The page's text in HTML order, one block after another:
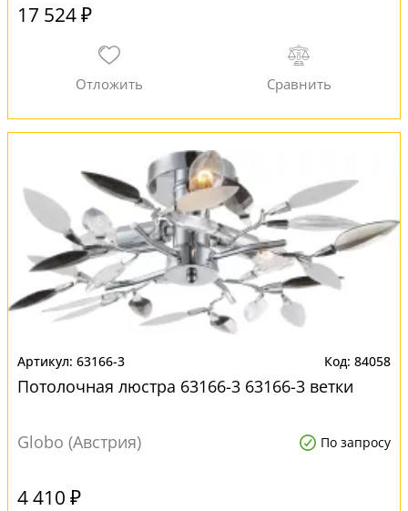
17 524 ₽
63166-3 84058
Потолочная люстра 63166-3 63166-3 ветки
Globo (Австрия) По запросу
4 410 ₽